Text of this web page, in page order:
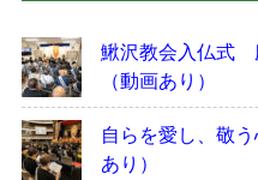
鰍沢教会入仏式
（動画あり）
自らを愛し、敬
あり）